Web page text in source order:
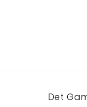
Det